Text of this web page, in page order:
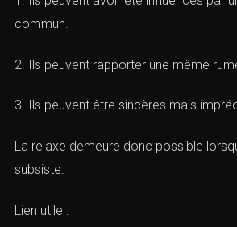
Plusieurs témoins peuvent répéter une
1. Ils peuvent avoir été influencés par
3. Ils peuvent être sincères mais
La relaxe demeure donc possible